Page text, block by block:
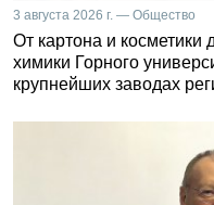
3 августа 2026 г. — Общество
От картона и косметики
химики Горного
крупнейших заводах